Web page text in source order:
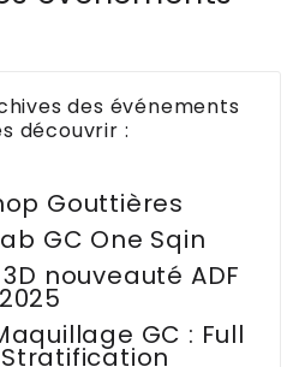
des événements
découvrir :
Gouttières
GC One Sqin
nouveauté ADF
2025
GC : Full